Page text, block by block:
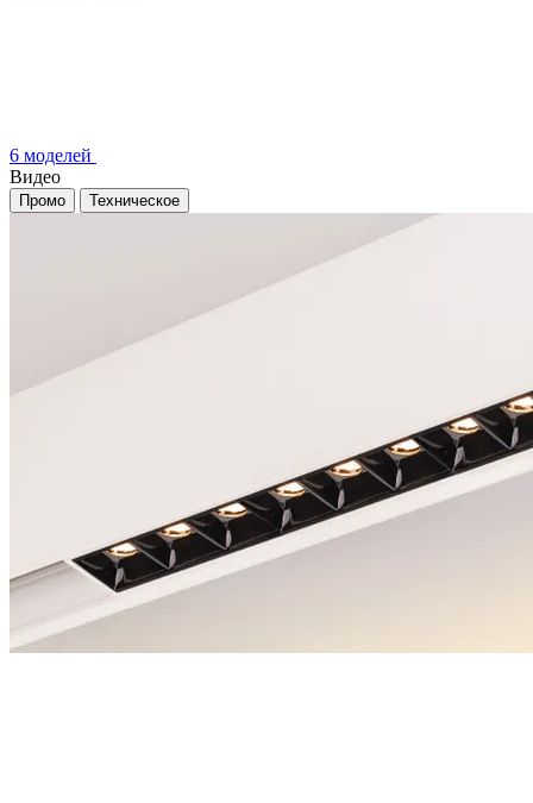
6 моделей
Видео
Промо Техническое